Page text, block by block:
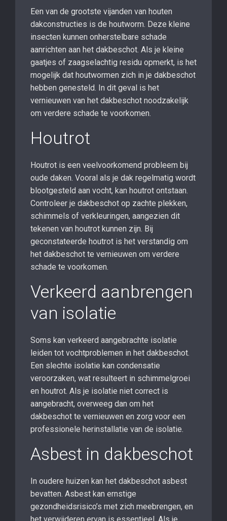
Een van de grootste vijanden van houten
dakconstructies is de houtworm. Deze kleine
insecten kunnen onherstelbare schade
aanrichten aan het dakbeschot. Als je kleine
gaatjes of zaagselachtig residu opmerkt, is het
mogelijk dat houtwormen zich in je dakbeschot
hebben genesteld. In dit geval is het
vernieuwen van het dakbeschot noodzakelijk
om verdere schade te voorkomen.
Houtrot
Houtrot is een veelvoorkomend probleem bij
oude daken. Vooral als je dak regelmatig wordt
blootgesteld aan vocht, kan houtrot ontstaan.
Controleer je dakbeschot op zachte plekken,
schimmels of verkleuringen, aangezien dit
tekenen van houtrot kunnen zijn. Bij
geconstateerde houtrot is het verstandig om
het dakbeschot te vernieuwen om verdere
schade te voorkomen.
Verkeerd aanbrengen
van isolatie
Soms kan verkeerd aangebrachte isolatie
leiden tot vochtproblemen in het dakbeschot.
Een slechte isolatie kan condensatie
veroorzaken, wat resulteert in schimmelgroei
en houtrot. Als je isolatie niet correct is
aangebracht, overweeg dan om het
dakbeschot te vernieuwen en zorg voor een
professionele herinstallatie van de isolatie.
Asbest in dakbeschot
In oudere huizen kan het dakbeschot asbest
bevatten. Asbest kan ernstige
gezondheidsrisico’s met zich meebrengen, en